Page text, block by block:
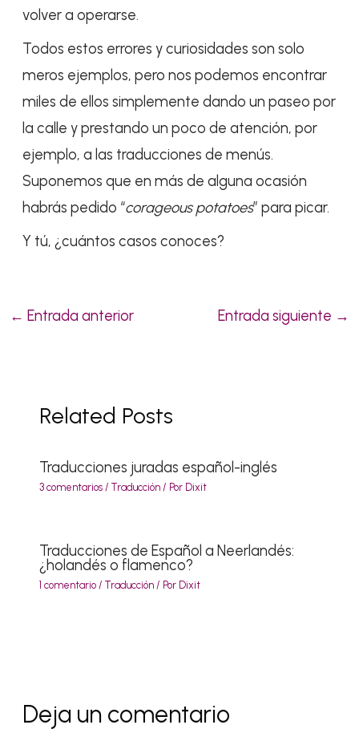
volver a operarse.
Todos estos errores y curiosidades son solo
meros ejemplos, pero nos podemos encontrar
miles de ellos simplemente dando un paseo por
la calle y prestando un poco de atención, por
ejemplo, a las traducciones de menús.
Suponemos que en más de alguna ocasión
habrás pedido “corageous potatoes” para picar.
Y tú, ¿cuántos casos conoces?
← Entrada anterior Entrada siguiente →
Related Posts
Traducciones juradas español-inglés
3 comentarios / Traducción/ Por Dixit
Traducciones de Español a Neerlandés:
¿holandés o flamenco?
1 comentario / Traducción/ Por Dixit
Deja un comentario